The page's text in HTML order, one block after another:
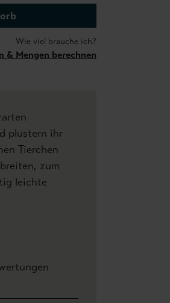
Wie viel brauche ich?
& Mengen berechnen
plustern ihr
Tierchen
zum
leichte